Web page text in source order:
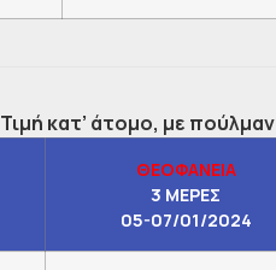
Τιμή κατ’ άτομο, με πούλμαν
ΘΕΟΦΑΝΕΙΑ
3 ΜΕΡΕΣ
05-07/01/2024